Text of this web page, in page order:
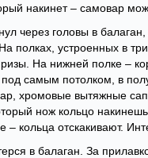
накинет – самовар
через головы в
полках, устроенных в
На нижней полке –
под самым потолком, в
хромовые вытяжные
нож кольцо
кольца отскакивают.
в балаган. За